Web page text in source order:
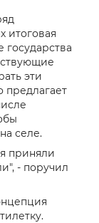
итоговая
государства
эти
предлагает
селе.
приняли
- поручил